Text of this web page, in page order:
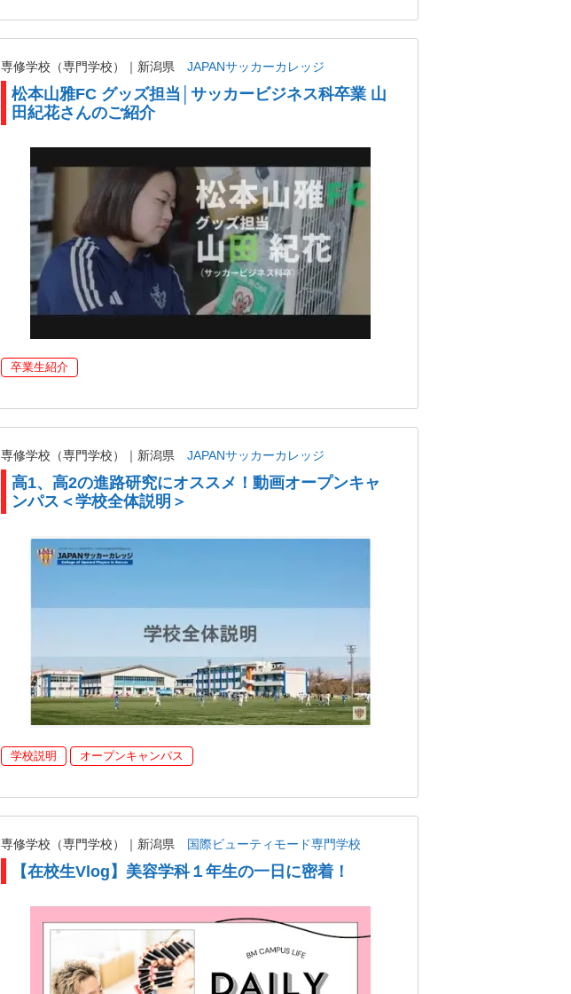
専修学校（専門学校）｜新潟県 JAPANサッカーカレッジ
松本山雅FC グッズ担当│サッカービジネス科卒業 山
田紀花さんのご紹介
卒業生紹介
専修学校（専門学校）｜新潟県 JAPANサッカーカレッジ
高1、高2の進路研究にオススメ！動画オープンキャ
ンパス＜学校全体説明＞
学校説明 オープンキャンパス
専修学校（専門学校）｜新潟県 国際ビューティモード専門学校
【在校生Vlog】美容学科１年生の一日に密着！